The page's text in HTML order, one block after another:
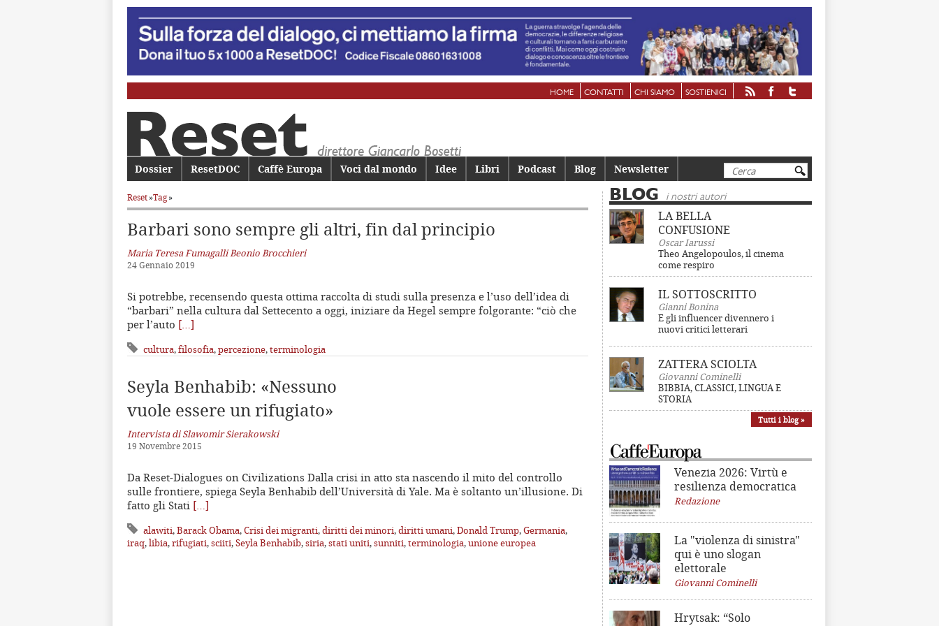
HOME CONTATTI CHI SIAMO SOSTIENICI
Cerca
Menu principale
Vai al contenuto principale
Vai al contenuto secondario
Dossier ResetDOC Caffè Europa Voci dal mondo Idee Libri Podcast Blog Newsletter
Reset»Tag»
Barbari sono sempre gli altri, fin dal principio
Maria Teresa Fumagalli Beonio Brocchieri
24 Gennaio 2019
Si potrebbe, recensendo questa ottima raccolta di studi sulla presenza e l’uso dell’idea di
“barbari” nella cultura dal Settecento a oggi, iniziare da Hegel sempre folgorante: “ciò che
per l’auto […]
cultura,filosofia,percezione,terminologia
Seyla Benhabib: «Nessuno
vuole essere un rifugiato»
Intervista di Slawomir Sierakowski
19 Novembre 2015
Da Reset-Dialogues on Civilizations Dalla crisi in atto sta nascendo il mito del controllo
sulle frontiere, spiega Seyla Benhabib dell’Università di Yale. Ma è soltanto un’illusione. Di
fatto gli Stati […]
alawiti,Barack Obama,Crisi dei migranti,diritti dei minori,diritti umani,Donald Trump,Germania,
iraq,libia,rifugiati,sciiti,Seyla Benhabib,siria,stati uniti,sunniti,terminologia,unione europea
BLOG i nostri autori
LA BELLA
CONFUSIONE
Oscar Iarussi
Theo Angelopoulos, il cinema
come respiro
IL SOTTOSCRITTO
Gianni Bonina
E gli influencer divennero i
nuovi critici letterari
ZATTERA SCIOLTA
Giovanni Cominelli
BIBBIA, CLASSICI, LINGUA E
STORIA
Tutti i blog »
Venezia 2026: Virtù e
resilienza democratica
Redazione
La "violenza di sinistra"
qui è uno slogan
elettorale
Giovanni Cominelli
Hrytsak: “Solo